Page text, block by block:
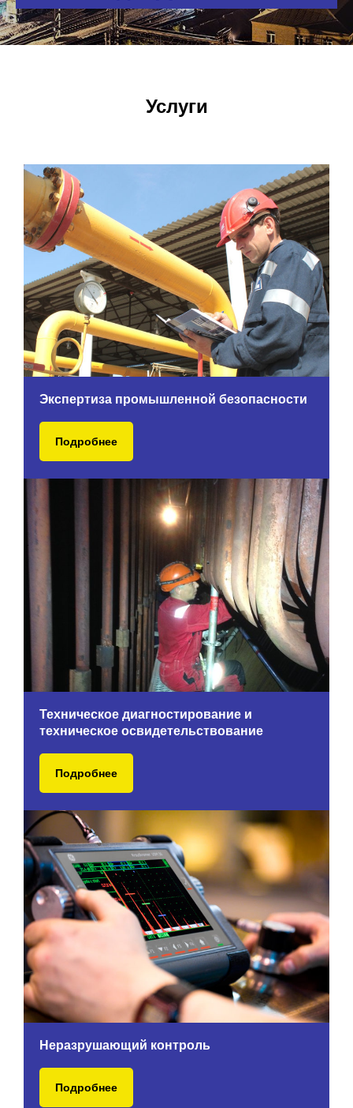
Услуги
Экспертиза промышленной безопасности
Подробнее
Техническое диагностирование и
техническое освидетельствование
Подробнее
Неразрушающий контроль
Подробнее